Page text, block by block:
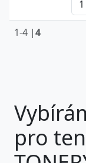
1-4 |4
pro